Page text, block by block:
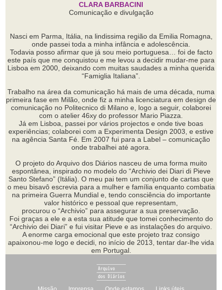
CLARA BARBACINI
Comunicação e divulgação
Nasci em Parma, Itália, na lindissima região da Emilia Romagna,
onde passei toda a minha infância e adolescência.
Todavia posso afirmar que já sou meio portuguesa… foi de facto
este país que me conquistou e me levou a decidir mudar-me para
Lisboa em 2000, deixando com muitas saudades a minha querida
“Famiglia Italiana”.
Trabalho na área da comunicação há mais de uma década, numa
primeira fase em Milão, onde fiz a minha licenciatura em design de
comunicação no Politecnico di Milano e, logo a seguir, colaborei
com o atelier 46xy do professor Mario Piazza.
Já em Lisboa, passei por vários projectos e onde tive boas
experiências; colaborei com a Experimenta Design 2003, e estive
na agência Santa Fé. Em 2007 fui para a Label – comunicação
onde trabalhei até agora.
O projeto do Arquivo dos Diários nasceu de uma forma muito
espontânea, inspirado no modelo do “Archivio dei Diari di Pieve
Santo Stefano” (Itália). O meu pai tem um conjunto de cartas que
o meu bisavô escrevia para a mulher e família enquanto combatia
na primeira Guerra Mundial e, tendo consciência do importante
valor histórico e pessoal que representam,
procurou o “Archivio” para assegurar a sua preservação.
Foi graças a ele e a esta sua atitude que tomei conhecimento do
“Archivio dei Diari” e fui visitar Pieve e as instalações do arquivo.
A enorme carga emocional que este projeto traz consigo
apaixonou-me logo e decidi, no início de 2013, tentar dar-lhe vida
em Portugal.